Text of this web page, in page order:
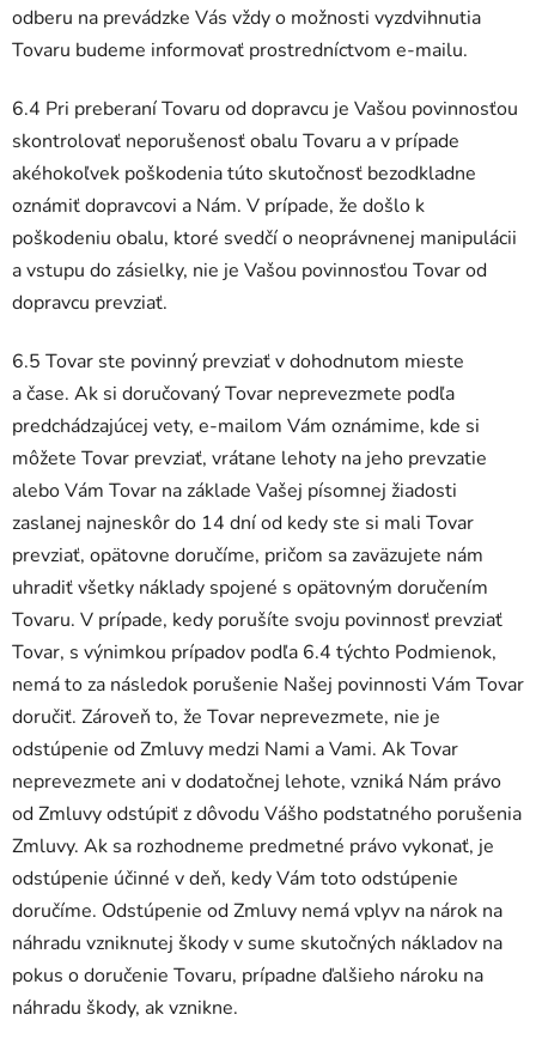
odberu na prevádzke Vás vždy o možnosti vyzdvihnutia
Tovaru budeme informovať prostredníctvom e-mailu.
6.4 Pri preberaní Tovaru od dopravcu je Vašou povinnosťou
skontrolovať neporušenosť obalu Tovaru a v prípade
akéhokoľvek poškodenia túto skutočnosť bezodkladne
oznámiť dopravcovi a Nám. V prípade, že došlo k
poškodeniu obalu, ktoré svedčí o neoprávnenej manipulácii
a vstupu do zásielky, nie je Vašou povinnosťou Tovar od
dopravcu prevziať.
6.5 Tovar ste povinný prevziať v dohodnutom mieste
a čase. Ak si doručovaný Tovar neprevezmete podľa
predchádzajúcej vety, e-mailom Vám oznámime, kde si
môžete Tovar prevziať, vrátane lehoty na jeho prevzatie
alebo Vám Tovar na základe Vašej písomnej žiadosti
zaslanej najneskôr do 14 dní od kedy ste si mali Tovar
prevziať, opätovne doručíme, pričom sa zaväzujete nám
uhradiť všetky náklady spojené s opätovným doručením
Tovaru. V prípade, kedy porušíte svoju povinnosť prevziať
Tovar, s výnimkou prípadov podľa 6.4 týchto Podmienok,
nemá to za následok porušenie Našej povinnosti Vám Tovar
doručiť. Zároveň to, že Tovar neprevezmete, nie je
odstúpenie od Zmluvy medzi Nami a Vami. Ak Tovar
neprevezmete ani v dodatočnej lehote, vzniká Nám právo
od Zmluvy odstúpiť z dôvodu Vášho podstatného porušenia
Zmluvy. Ak sa rozhodneme predmetné právo vykonať, je
odstúpenie účinné v deň, kedy Vám toto odstúpenie
doručíme. Odstúpenie od Zmluvy nemá vplyv na nárok na
náhradu vzniknutej škody v sume skutočných nákladov na
pokus o doručenie Tovaru, prípadne ďalšieho nároku na
náhradu škody, ak vznikne.